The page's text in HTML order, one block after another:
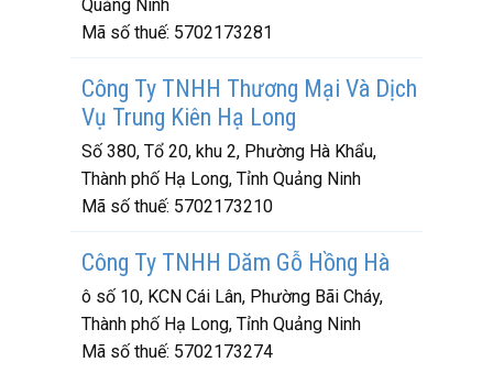
Quảng Ninh
Mã số thuế: 5702173281
Công Ty TNHH Thương Mại Và Dịch
Vụ Trung Kiên Hạ Long
Số 380, Tổ 20, khu 2, Phường Hà Khẩu,
Thành phố Hạ Long, Tỉnh Quảng Ninh
Mã số thuế: 5702173210
Công Ty TNHH Dăm Gỗ Hồng Hà
ô số 10, KCN Cái Lân, Phường Bãi Cháy,
Thành phố Hạ Long, Tỉnh Quảng Ninh
Mã số thuế: 5702173274